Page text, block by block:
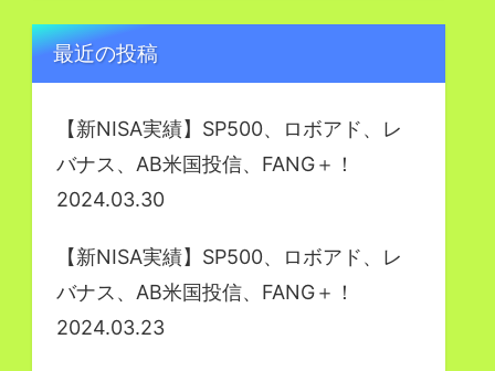
最近の投稿
【新NISA実績】SP500、ロボアド、レ
バナス、AB米国投信、FANG＋！
2024.03.30
【新NISA実績】SP500、ロボアド、レ
バナス、AB米国投信、FANG＋！
2024.03.23